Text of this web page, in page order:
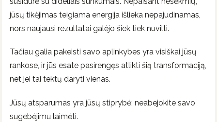
jūsų tikėjimas teigiama energija išlieka nepajudinamas,
nors naujausi rezultatai galėjo šiek tiek nuvilti.
Tačiau galia pakeisti savo aplinkybes yra visiškai jūsų
rankose, ir jūs esate pasirengęs atlikti šią transformaciją,
net jei tai tektų daryti vienas.
Jūsų atsparumas yra jūsų stiprybė; neabejokite savo
sugebėjimu laimėti.